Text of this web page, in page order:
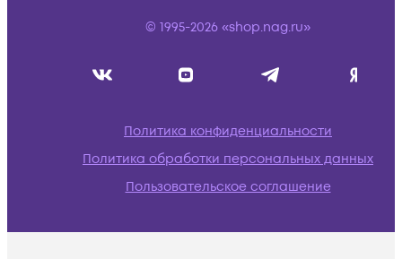
© 1995-2026 «shop.nag.ru»
Политика конфиденциальности
Политика обработки персональных данных
Пользовательское соглашение